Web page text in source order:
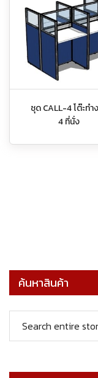
ชุด CALL-4 โต๊ะทำ
4 ที่นั่ง
ค้นหาสินค้า